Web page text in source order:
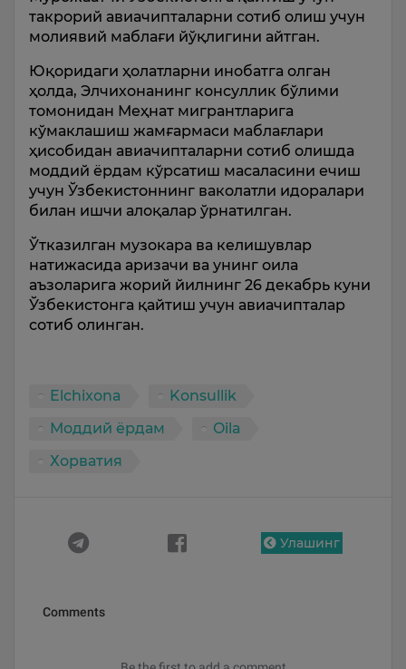
такрорий авиачипталарни сотиб олиш учун
молиявий маблағи йўқлигини айтган.
Юқоридаги ҳолатларни инобатга олган
ҳолда, Элчихонанинг консуллик бўлими
томонидан Меҳнат мигрантларига
кўмаклашиш жамғармаси маблағлари
ҳисобидан авиачипталарни сотиб олишда
моддий ёрдам кўрсатиш масаласини ечиш
учун Ўзбекистоннинг ваколатли идоралари
билан ишчи алоқалар ўрнатилган.
Ўтказилган музокара ва келишувлар
натижасида аризачи ва унинг оила
аъзоларига жорий йилнинг 26 декабрь куни
Ўзбекистонга қайтиш учун авиачипталар
сотиб олинган.
Elchixona
Konsullik
Моддий ёрдам
Oila
Хорватия
Улашинг